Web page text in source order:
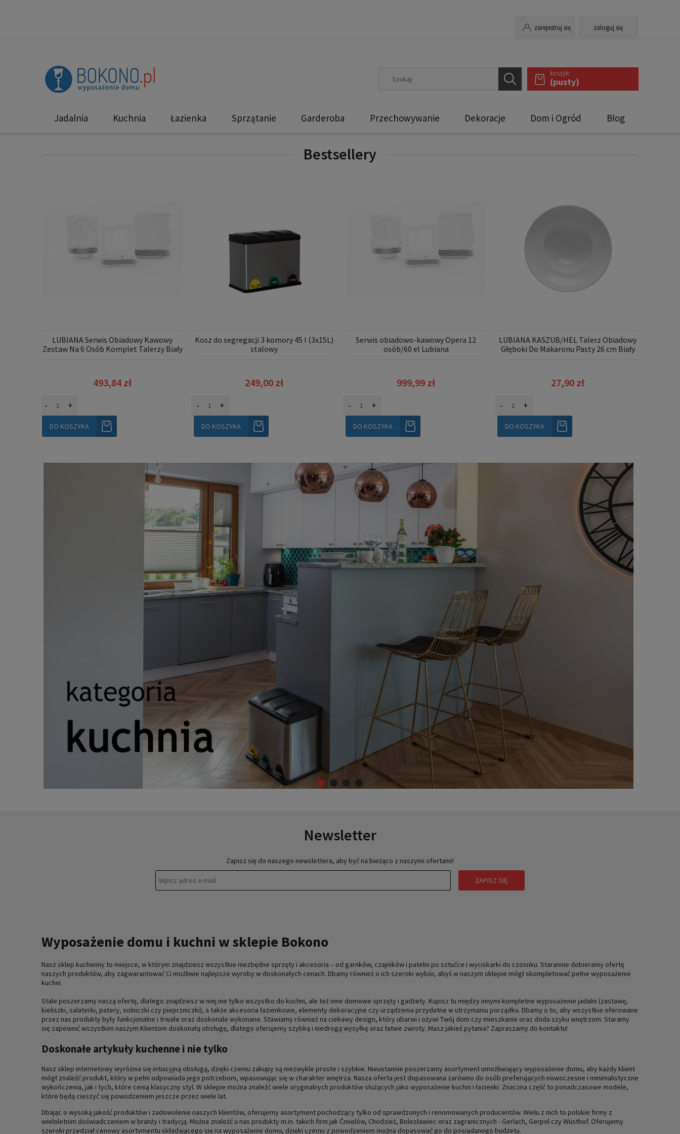
zarejestruj się zaloguj się
koszyk:
(pusty)
Jadalnia Kuchnia Łazienka Sprzątanie Garderoba Przechowywanie Dekoracje Dom i Ogród Blog
Bestsellery
LUBIANA Serwis Obiadowy Kawowy
Zestaw Na 6 Osób Komplet Talerzy Biały
493,84 zł
- +
DO KOSZYKA
Kosz do segregacji 3 komory 45 l (3x15L)
stalowy
249,00 zł
- +
DO KOSZYKA
Serwis obiadowo-kawowy Opera 12
osób/60 el Lubiana
999,99 zł
- +
DO KOSZYKA
LUBIANA KASZUB/HEL Talerz Obiadowy
Głęboki Do Makaronu Pasty 26 cm Biały
27,90 zł
- +
DO KOSZYKA
Newsletter
Zapisz się do naszego newslettera, aby być na bieżąco z naszymi ofertami!
ZAPISZ SIĘ
Wyposażenie domu i kuchni w sklepie Bokono
Nasz sklep kuchenny to miejsce, w którym znajdziesz wszystkie niezbędne sprzęty i akcesoria – od garnków, czajników i patelni po sztućce i wyciskarki do czosnku. Starannie dobieramy ofertę
naszych produktów, aby zagwarantować Ci możliwie najlepsze wyroby w doskonałych cenach. Dbamy również o ich szeroki wybór, abyś w naszym sklepie mógł skompletować pełne wyposażenie
kuchni.
Stale poszerzamy naszą ofertę, dlatego znajdziesz w niej nie tylko wszystko do kuchni, ale też inne domowe sprzęty i gadżety. Kupisz tu między innymi kompletne wyposażenie jadalni (zastawę,
kieliszki, salaterki, patery, solniczki czy pieprzniczki), a także akcesoria łazienkowe, elementy dekoracyjne czy urządzenia przydatne w utrzymaniu porządku. Dbamy o to, aby wszystkie oferowane
przez nas produkty były funkcjonalne i trwałe oraz doskonale wykonane. Stawiamy również na ciekawy design, który ubarwi i ożywi Twój dom czy mieszkanie oraz doda szyku wnętrzom. Staramy
się zapewnić wszystkim naszym Klientom doskonałą obsługę, dlatego oferujemy szybką i niedrogą wysyłkę oraz łatwe zwroty. Masz jakieś pytania? Zapraszamy do kontaktu!
Doskonałe artykuły kuchenne i nie tylko
Nasz sklep internetowy wyróżnia się intuicyjną obsługą, dzięki czemu zakupy są niezwykle proste i szybkie. Nieustannie poszerzamy asortyment umożliwiający wyposażenie domu, aby każdy klient
mógł znaleźć produkt, który w pełni odpowiada jego potrzebom, wpasowując się w charakter wnętrza. Nasza oferta jest dopasowana zarówno do osób preferujących nowoczesne i minimalistyczne
wykończenia, jak i tych, które cenią klasyczny styl. W sklepie można znaleźć wiele oryginalnych produktów służących jako wyposażenie kuchni i łazienki. Znaczna część to ponadczasowe modele,
które będą cieszyć się powodzeniem jeszcze przez wiele lat.
Dbając o wysoką jakość produktów i zadowolenie naszych klientów, oferujemy asortyment pochodzący tylko od sprawdzonych i renomowanych producentów. Wielu z nich to polskie firmy z
wieloletnim doświadczeniem w branży i tradycją. Można znaleźć u nas produkty m.in. takich firm jak Ćmielów, Chodzież, Bolesławiec oraz zagranicznych - Gerlach, Gerpol czy Wüsthof. Oferujemy
szeroki przedział cenowy asortymentu składającego się na wyposażenie domu, dzięki czemu z powodzeniem można dopasować go do posiadanego budżetu.